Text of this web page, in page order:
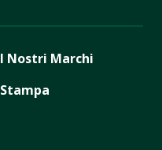
I Nostri Marchi
Stampa